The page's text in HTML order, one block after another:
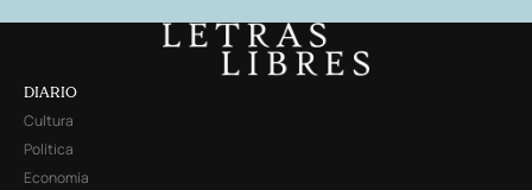
DIARIO
Cultura
Política
Economía